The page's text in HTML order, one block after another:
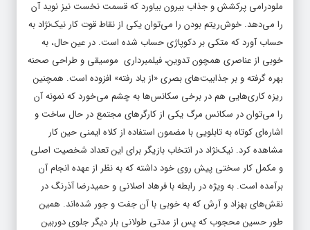
را می‌دهد. خوش‌ریتم بودن را می‌توان یکی از نقاط قوت کار نیک‌نژاد به
حساب آورد که متکی بر دکوپاژی حساب شده است. در عین حال، به
خوبی از عناصری همچون تدوین، فیلمبرداری موسیقی و طراحی صحنه
بهره گرفته و بر جذابیت‌های بصری «از یاد رفته» افزوده است. همچنین
ریزه کاری‌هایی هم در برخی سکانس‌ها به چشم می‌خورد که نمونه آن
را می‌توان در سکانس مرگ یکی از کارگرهای مجتمع در حال ساخت و
اشاره‌ای کوتاه به تابلویی با مضمون استفاده از کلاه ایمنی حین کار
مشاهده کرد. نیک‌نژاد در انتخاب بازیگر برای این تعداد شخصیت اصلی
و مکمل کار سختی پیش روی خود داشته که به نظر از عهده انجام آن
برآمده است. به ویژه در رابطه با فرهاد اصلانی و حمیدرضا آذرنگ در
نقش‌های بهزاد و آرش که به خوبی با آن جفت و جور شده‌اند. همین
طور حسین محجوب که پس از مدتی طولانی بار دیگر جلوی دوربین
رفته و در اندک سکانس‌های قسمت نخست، حضورش را کاملا به رخ